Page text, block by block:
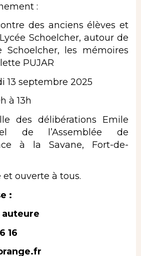
:
des anciens élèves et
Schoelcher, autour de
Schoelcher, les mémoires
PUJAR
13 septembre 2025
à 13h
délibérations Emile
de l’Assemblée de
à la Savane, Fort-de-
ouverte à tous.
:
auteure
16